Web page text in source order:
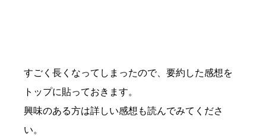
すごく長くなってしまったので、要約した感想を
トップに貼っておきます。
興味のある方は詳しい感想も読んでみてくださ
い。